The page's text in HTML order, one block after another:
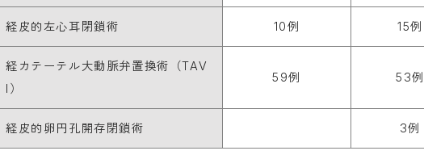
経皮的左心耳閉鎖術 10例 15例
経カテーテル大動脈弁置換術（TAV
I）
59例 53例
経皮的卵円孔開存閉鎖術 3例